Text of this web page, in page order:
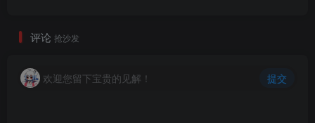
评论 抢沙发
欢迎您留下宝贵的见解！ 提交